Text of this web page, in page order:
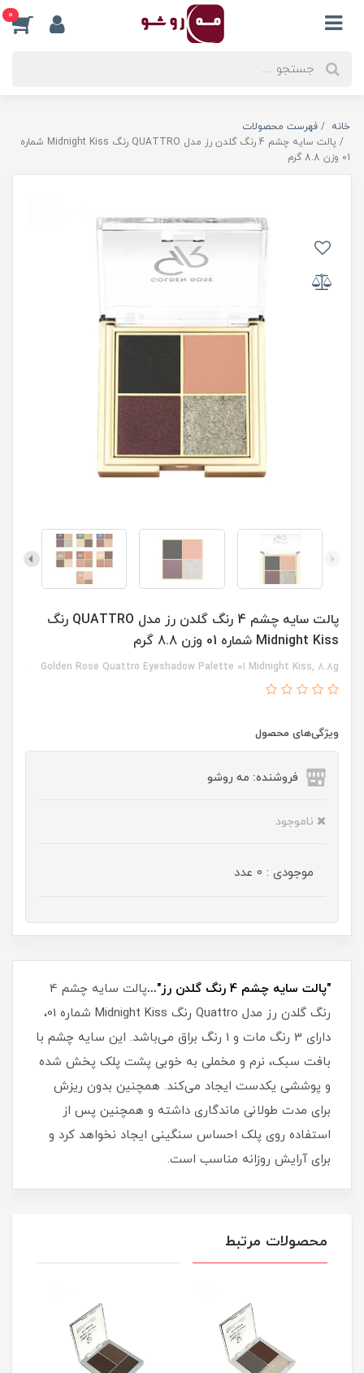
0
خانه
فهرست محصولات
پالت سایه چشم 4 رنگ گلدن رز مدل QUATTRO رنگ Midnight Kiss شماره
01 وزن 8.8 گرم
پالت سایه چشم 4 رنگ گلدن رز مدل QUATTRO رنگ
Midnight Kiss شماره 01 وزن 8.8 گرم
Golden Rose Quattro Eyeshadow Palette 01 Midnight Kiss, 8.8g
ویژگی‌های محصول
فروشنده: مه رو‌شو
ناموجود
موجودی : 0 عدد
"پالت سایه چشم 4 رنگ گلدن رز"...
پالت سایه چشم 4
رنگ گلدن رز مدل Quattro رنگ Midnight Kiss شماره 01،
دارای 3 رنگ مات و 1 رنگ براق می‌باشد. این سایه چشم با
بافت سبک، نرم و مخملی به خوبی پشت پلک پخش شده
و پوششی یکدست ایجاد می‌کند. همچنین بدون ریزش
برای مدت طولانی ماندگاری داشته و همچنین پس از
استفاده روی پلک احساس سنگینی ایجاد نخواهد کرد و
برای آرایش روزانه مناسب است.
محصولات مرتبط